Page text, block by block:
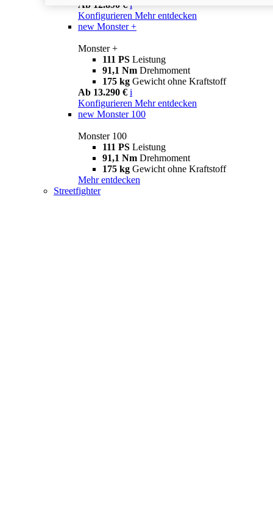
Ab 12.890 € i
Konfigurieren Mehr entdecken
new Monster +
Monster +
111 PS Leistung
91,1 Nm Drehmoment
175 kg Gewicht ohne Kraftstoff
Ab 13.290 € i
Konfigurieren Mehr entdecken
new Monster 100
Monster 100
111 PS Leistung
91,1 Nm Drehmoment
175 kg Gewicht ohne Kraftstoff
Mehr entdecken
Streetfighter